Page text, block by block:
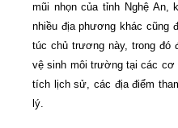
mũi nhọn của tỉnh Nghệ An,
nhiều địa phương khác cũng
túc chủ trương này, trong đó
vệ sinh môi trường tại các cơ
tích lịch sử, các địa điểm
lý.